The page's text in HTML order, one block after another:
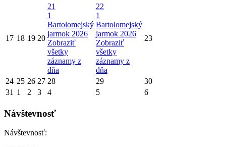
17 18 19 20
21
1
Bartolomejský
jarmok 2026
Zobraziť
všetky
záznamy z
dňa
22
1
Bartolomejský
jarmok 2026
Zobraziť
všetky
záznamy z
dňa
23
24 25 26 27 28 29
30
31 1 2 3 4 5 6
Návštevnosť
Návštevnosť: